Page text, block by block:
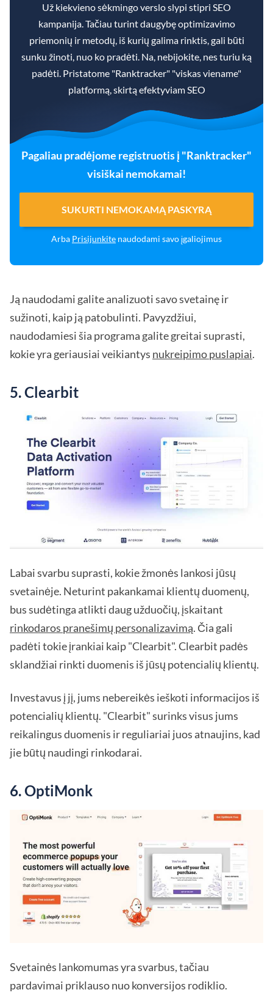
Už kiekvieno sėkmingo verslo slypi stipri SEO
kampanija. Tačiau turint daugybę optimizavimo
priemonių ir metodų, iš kurių galima rinktis, gali būti
sunku žinoti, nuo ko pradėti. Na, nebijokite, nes turiu ką
padėti. Pristatome "Ranktracker" "viskas viename"
platformą, skirtą efektyviam SEO
Pagaliau pradėjome registruotis į "Ranktracker"
visiškai nemokamai!
SUKURTI NEMOKAMĄ PASKYRĄ
Arba Prisijunkite naudodami savo įgaliojimus
Ją naudodami galite analizuoti savo svetainę ir
sužinoti, kaip ją patobulinti. Pavyzdžiui,
naudodamiesi šia programa galite greitai suprasti,
kokie yra geriausiai veikiantys nukreipimo puslapiai.
5. Clearbit
Labai svarbu suprasti, kokie žmonės lankosi jūsų
svetainėje. Neturint pakankamai klientų duomenų,
bus sudėtinga atlikti daug užduočių, įskaitant
rinkodaros pranešimų personalizavimą. Čia gali
padėti tokie įrankiai kaip "Clearbit". Clearbit padės
sklandžiai rinkti duomenis iš jūsų potencialių klientų.
Investavus į jį, jums nebereikės ieškoti informacijos iš
potencialių klientų. "Clearbit" surinks visus jums
reikalingus duomenis ir reguliariai juos atnaujins, kad
jie būtų naudingi rinkodarai.
6. OptiMonk
Svetainės lankomumas yra svarbus, tačiau
pardavimai priklauso nuo konversijos rodiklio.